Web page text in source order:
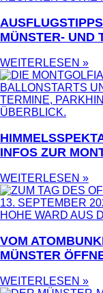
MÜNSTER- UND
WEITERLESEN »
INFOS ZUR
WEITERLESEN »
VOM
MÜNSTER
WEITERLESEN »